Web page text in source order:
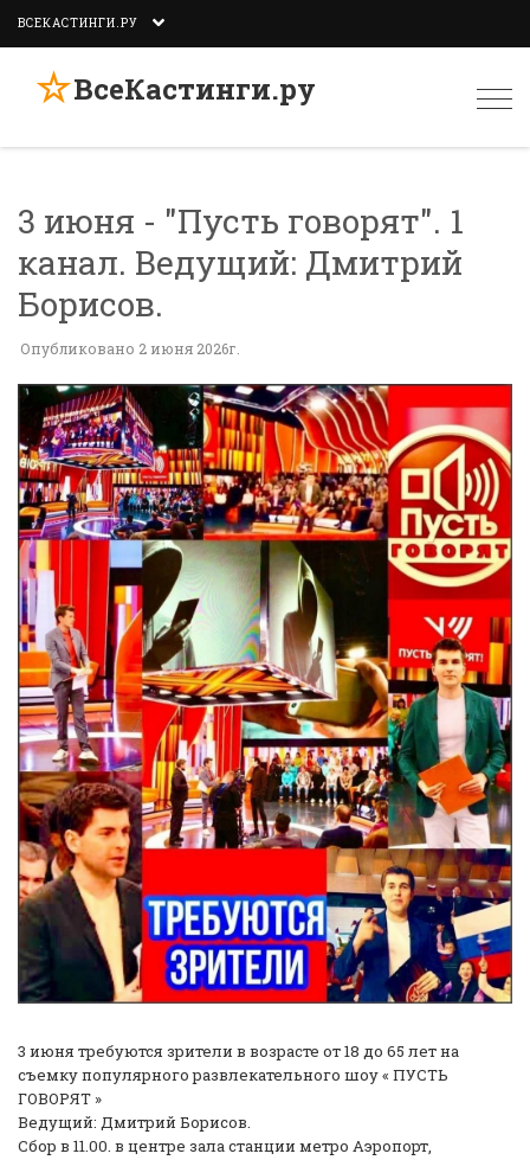
ВСЕКАСТИНГИ.РУ
☆ВсеКастинги.ру
3 июня - "Пусть говорят". 1
канал. Ведущий: Дмитрий
Борисов.
Опубликовано 2 июня 2026г.
3 июня требуются зрители в возрасте от 18 до 65 лет на
съемку популярного развлекательного шоу « ПУСТЬ
ГОВОРЯТ »
Ведущий: Дмитрий Борисов.
Сбор в 11.00. в центре зала станции метро Аэропорт,